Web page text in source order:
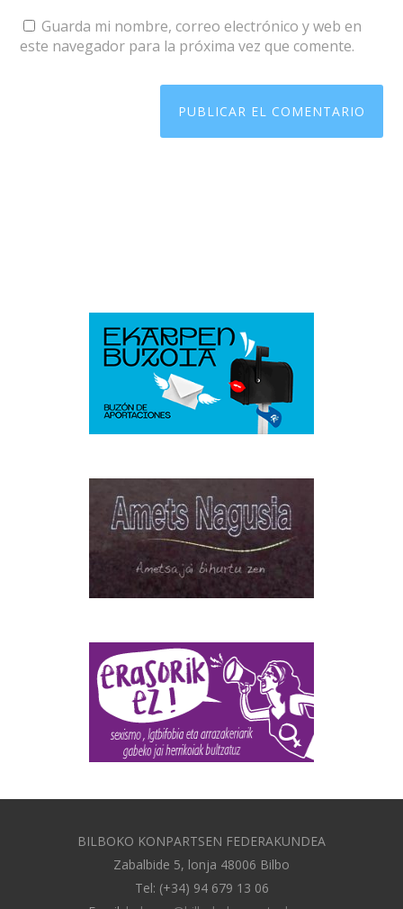
Guarda mi nombre, correo electrónico y web en
este navegador para la próxima vez que comente.
BILBOKO KONPARTSEN FEDERAKUNDEA
Zabalbide 5, lonja 48006 Bilbo
Tel: (+34) 94 679 13 06